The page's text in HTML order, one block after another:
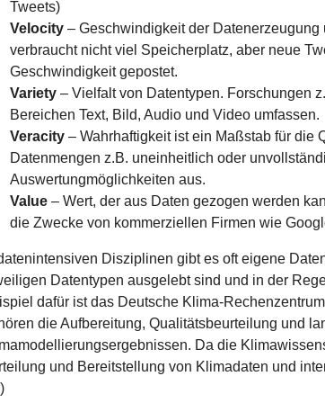
Tweets)
Velocity – Geschwindigkeit der
verbraucht nicht viel Speicherplatz, aber neue
Geschwindigkeit gepostet.
Variety – Vielfalt von Datentypen. Forschungen
Bereichen Text, Bild, Audio und Video umfassen.
Veracity – Wahrhaftigkeit ist ein Maßstab für die
Datenmengen z.B. uneinheitlich oder
Auswertungmöglichkeiten aus.
Value – Wert, der aus Daten gezogen werden
die Zwecke von kommerziellen Firmen wie
Disziplinen gibt es oft eigene
Datentypen ausgelebt sind und in der
dafür ist das Deutsche Klima-
die Aufbereitung, Qualitätsbeurteilung und
Da die
und Bereitstellung von Klimadaten und
)